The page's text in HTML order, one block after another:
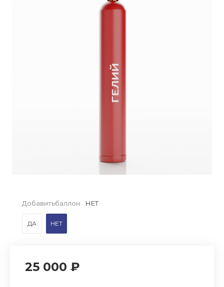
Добавитьбаллон НЕТ
ДА НЕТ
25 000 ₽